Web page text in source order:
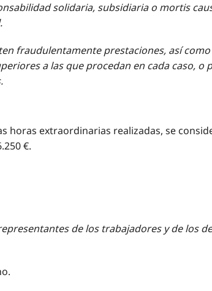
solidaria, subsidiaria o mortis
fraudulentamente prestaciones, así
a las que procedan en cada caso, o
horas extraordinarias realizadas, se
€.
de los trabajadores y de los